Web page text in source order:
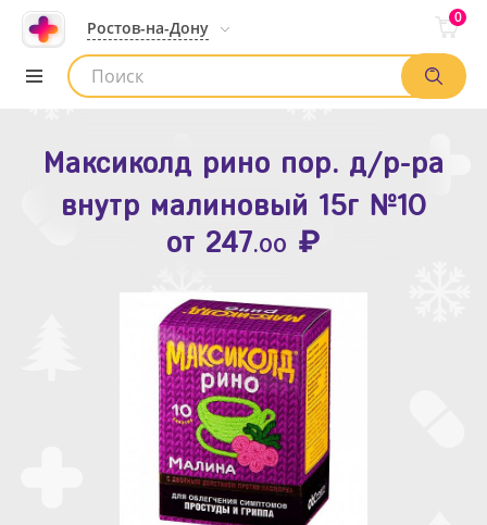
Ростов-на-Дону
0
Список аптек
Максиколд рино пор. д/р-ра
внутр малиновый 15г №10
от 247.00 ₽
Зодак таб. п.п.о. 10мг №10
от109.80 ₽